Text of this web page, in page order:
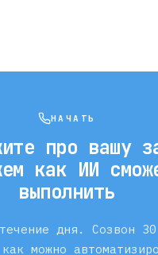
НАЧАТЬ
про вашу
как ИИ
выполнить
дня. Созвон
можно